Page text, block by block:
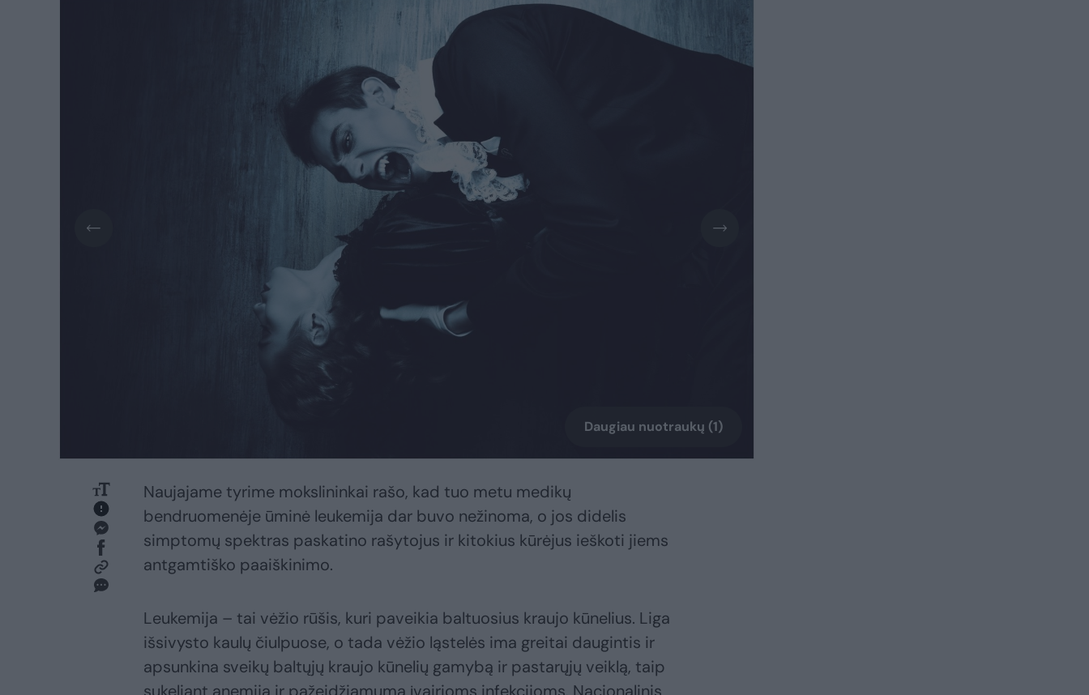
Daugiau nuotraukų (1)
Naujajame tyrime mokslininkai rašo, kad tuo metu medikų
bendruomenėje ūminė leukemija dar buvo nežinoma, o jos didelis
simptomų spektras paskatino rašytojus ir kitokius kūrėjus ieškoti jiems
antgamtiško paaiškinimo.
Leukemija – tai vėžio rūšis, kuri paveikia baltuosius kraujo kūnelius. Liga
išsivysto kaulų čiulpuose, o tada vėžio ląstelės ima greitai daugintis ir
apsunkina sveikų baltųjų kraujo kūnelių gamybą ir pastarųjų veiklą, taip